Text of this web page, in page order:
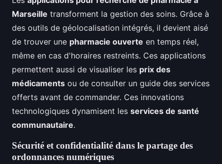
Marseille transforment la gestion des soins. Grâce à
des outils de géolocalisation intégrés, il devient aisé
de trouver une pharmacie ouverte en temps réel,
même en cas d'horaires restreints. Ces applications
permettent aussi de visualiser les prix des
médicaments ou de consulter un guide des services
offerts avant de commander. Ces innovations
technologiques dynamisent les services de santé
communautaire.
Sécurité et confidentialité dans le partage des
ordonnances numériques